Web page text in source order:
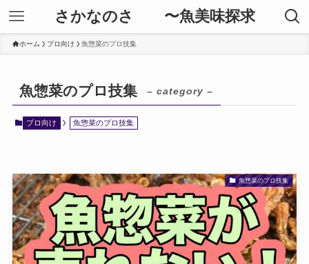
さかなのさ 〜魚美味探求
ホーム プロ向け 魚惣菜のプロ技集
魚惣菜のプロ技集 – category –
プロ向け 魚惣菜のプロ技集
魚惣菜のプロ技集